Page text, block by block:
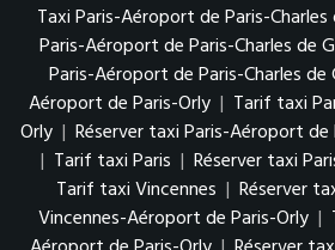
Taxi Paris-Aéroport de Paris-Charles
Paris-Aéroport de Paris-Charles de
Paris-Aéroport de Paris-Charles de
Aéroport de Paris-Orly | Tarif taxi
Orly | Réserver taxi Paris-Aéroport de
| Tarif taxi Paris | Réserver taxi
Tarif taxi Vincennes | Réserver
Vincennes-Aéroport de Paris-Orly |